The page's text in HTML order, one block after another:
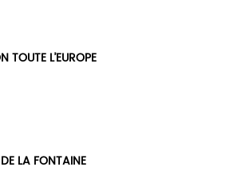
TOUTE L’EUROPE
LA FONTAINE